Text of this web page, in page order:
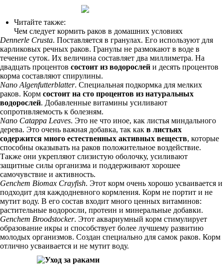
Читайте также:
Чем следует кормить раков в домашних условиях
Dennerle Crusta. Поставляется в гранулах. Его используют для
карликовых речных раков. Гранулы не размокают в воде в
течение суток. Их величина составляет два миллиметра. На
двадцать процентов состоит из водорослей и десять процентов
корма составляют спирулины.
Nano Algenfutterblatter. Специальная подкормка для мелких
раков. Корм состоит на сто процентов из натуральных
водорослей. Добавленные витамины усиливают
сопротивляемость к болезням.
Nano Catappa Leaves. Это не что иное, как листья миндального
дерева. Это очень важная добавка, так как в листьях
содержится много естественных активных веществ, которые
способны оказывать на раков положительное воздействие.
Также они укрепляют слизистую оболочку, усиливают
защитные силы организма и поддерживают хорошее
самочувствие и активность.
Genchem Biomax Crayfish. Этот корм очень хорошо усваивается и
подходит для каждодневного кормления. Корм не портит и не
мутит воду. В его состав входит много ценных витаминов:
растительные водоросли, протеин и минеральные добавки.
Genchem Broodstocker. Этот аквариумный корм стимулирует
образование икры и способствует более лучшему развитию
молодых организмов. Создан специально для самок раков. Корм
отлично усваивается и не мутит воду.